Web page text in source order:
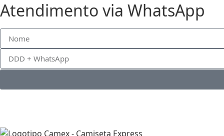
Atendimento via WhatsApp